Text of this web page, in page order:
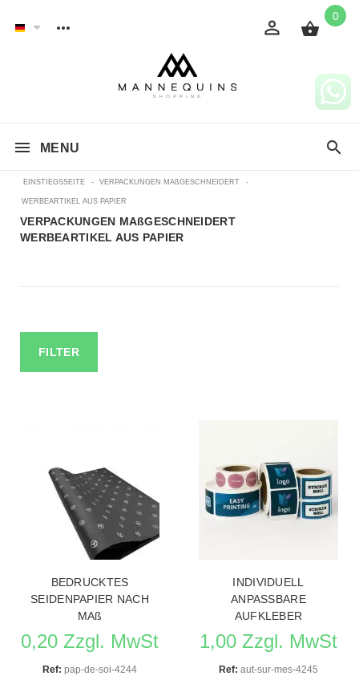
0
MENU
EINSTIEGSSEITE - VERPACKUNGEN MAßGESCHNEIDERT -
WERBEARTIKEL AUS PAPIER
VERPACKUNGEN MAßGESCHNEIDERT
WERBEARTIKEL AUS PAPIER
FILTER
BEDRUCKTES
SEIDENPAPIER NACH
MAß
0,20 Zzgl. MwSt
Ref: pap-de-soi-4244
INDIVIDUELL
ANPASSBARE
AUFKLEBER
1,00 Zzgl. MwSt
Ref: aut-sur-mes-4245